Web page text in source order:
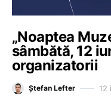
„Noaptea
sâmbătă, 12
organizatorii
Ștefan Lefter 12